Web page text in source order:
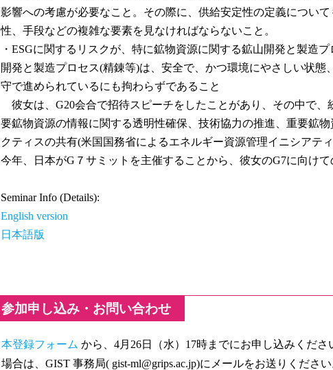
影響への考慮が必要なこと。その際に、供給安定性の定義につい
性、手段などの複雑な要素を見なければならないこと。
・ESGに関するリスクが、特に鉱物資源に関する鉱山開発と製造
開発と製造プロセス(精錬等)は、安全で、かつ環境にやさしい状態
守で進められているにも拘わらずであること
彼女は、G20会合で招待スピーチをしたことがあり、その中で、
要鉱物資源の情報に関する透明性確保、技術協力の推進、重要鉱
クティスの共有(米国国務省によるエネルギー資源管理イニシアテ
今年、日本がG７サミットを主催することから、彼女のG7に向けて
Seminar Info (Details):
English version
日本語版
参加申し込み・お問い合わせ
本登録フォーム から、4月26日（水）17時までにお申し込みくだ
場合は、GIST 事務局( gist-ml@grips.ac.jp)にメールをお送りくださ